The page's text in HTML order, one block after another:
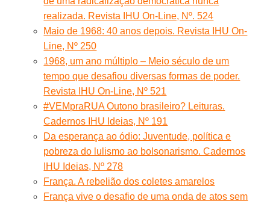
realizada. Revista IHU On-Line, Nº. 524
Maio de 1968: 40 anos depois. Revista IHU On-
Line, Nº 250
1968, um ano múltiplo – Meio século de um
tempo que desafiou diversas formas de poder.
Revista IHU On-Line, Nº 521
#VEMpraRUA Outono brasileiro? Leituras.
Cadernos IHU Ideias, Nº 191
Da esperança ao ódio: Juventude, política e
pobreza do lulismo ao bolsonarismo. Cadernos
IHU Ideias, Nº 278
França. A rebelião dos coletes amarelos
França vive o desafio de uma onda de atos sem